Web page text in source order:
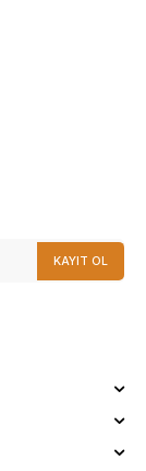
KAYIT OL